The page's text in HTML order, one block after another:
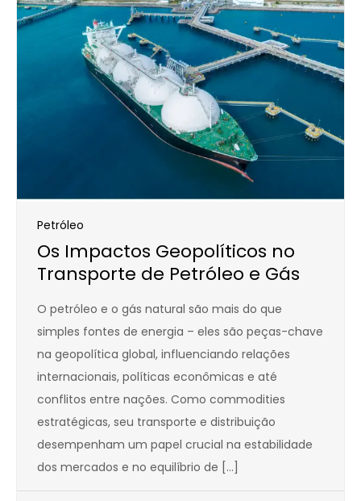
Petróleo
Os Impactos Geopolíticos no
Transporte de Petróleo e Gás
O petróleo e o gás natural são mais do que
simples fontes de energia – eles são peças-chave
na geopolítica global, influenciando relações
internacionais, políticas econômicas e até
conflitos entre nações. Como commodities
estratégicas, seu transporte e distribuição
desempenham um papel crucial na estabilidade
dos mercados e no equilíbrio de […]